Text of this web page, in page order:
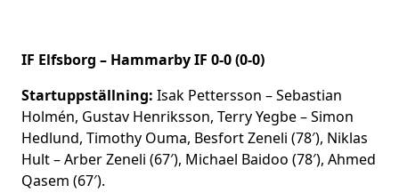
IF Elfsborg – Hammarby IF 0-0 (0-0)
Startuppställning: Isak Pettersson – Sebastian
Holmén, Gustav Henriksson, Terry Yegbe – Simon
Hedlund, Timothy Ouma, Besfort Zeneli (78′), Niklas
Hult – Arber Zeneli (67′), Michael Baidoo (78′), Ahmed
Qasem (67′).